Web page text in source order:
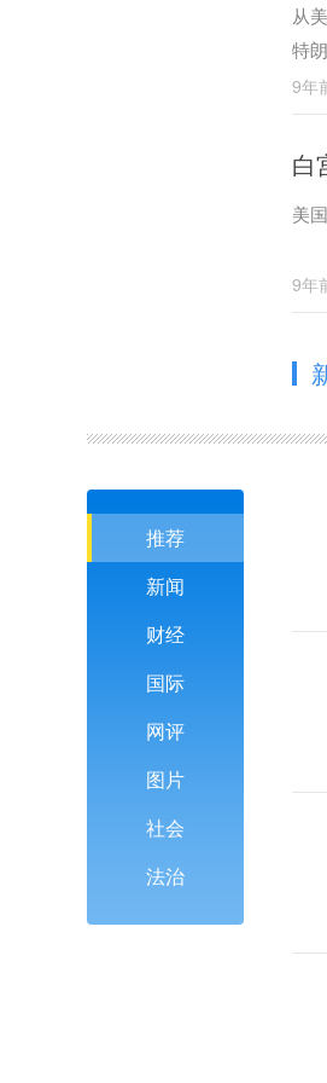
从
特
9年
白
美
9年
推荐
新闻
财经
国际
网评
图片
社会
法治